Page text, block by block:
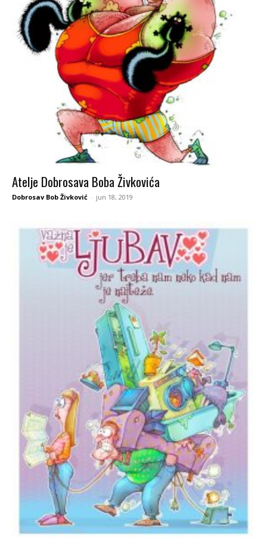
Atelje Dobrosava Boba Živkovića
Dobrosav Bob Živković - jun 18, 2019